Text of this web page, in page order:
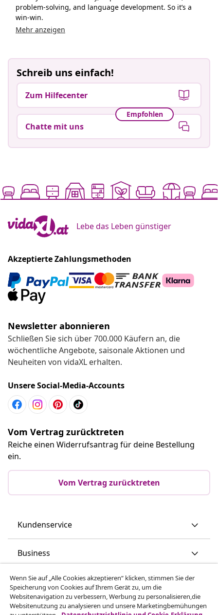
problem-solving, and language development. So it’s a
win-win.
Mehr anzeigen
Schreib uns einfach!
Zum Hilfecenter
Empfohlen
Chatte mit uns
Lebe das Leben günstiger
Akzeptierte Zahlungsmethoden
Newsletter abonnieren
Schließen Sie sich über 700.000 Käufern an, die
wöchentliche Angebote, saisonale Aktionen und
Neuheiten von vidaXL erhalten.
Unsere Social-Media-Accounts
Vom Vertrag zurücktreten
Reiche einen Widerrufsantrag für deine Bestellung
ein.
Vom Vertrag zurücktreten
Kundenservice
Business
vidaXL
Mehr entdecken
Wenn Sie auf „Alle Cookies akzeptieren“ klicken, stimmen Sie der
Speicherung von Cookies auf Ihrem Gerät zu, um die
Websitenavigation zu verbessern, Werbung zu personalisieren,die
Websitenutzung zu analysieren und unsere Marketingbemühungen